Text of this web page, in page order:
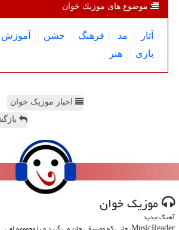
موضوع های موزیك خوان
آثار مد فرهنگ جشن آموزش
بازی
هنر
اخبار موزیک خوان
موزیك خوان
آهنگ جدید